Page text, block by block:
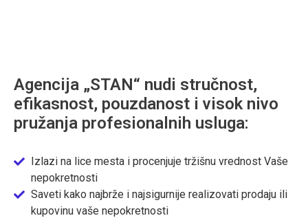
Agencija „STAN“ nudi stručnost,
efikasnost, pouzdanost i visok nivo
pružanja profesionalnih usluga:
Izlazi na lice mesta i procenjuje tržišnu vrednost Vaše
nepokretnosti
Saveti kako najbrže i najsigurnije realizovati prodaju ili
kupovinu vaše nepokretnosti